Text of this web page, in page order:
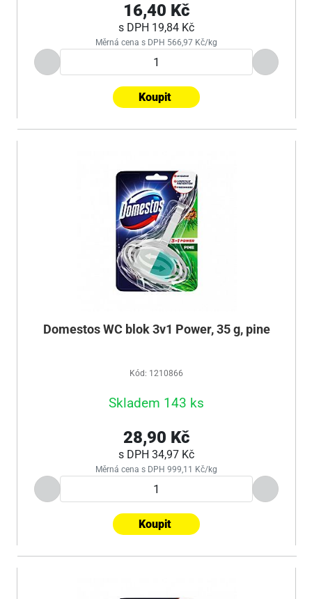
16,40 Kč
s DPH 19,84 Kč
Měrná cena s DPH 566,97 Kč/kg
Koupit
Domestos WC blok 3v1 Power, 35 g, pine
Kód: 1210866
Skladem 143 ks
28,90 Kč
s DPH 34,97 Kč
Měrná cena s DPH 999,11 Kč/kg
Koupit